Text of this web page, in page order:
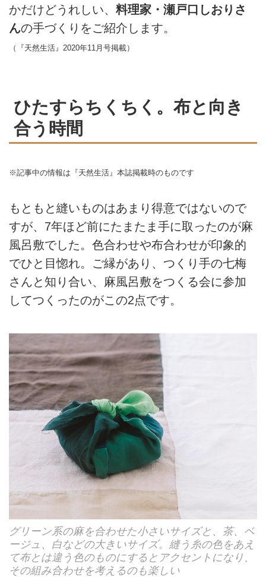
かだけどうれしい、 料理家・瀬戸口しおりさ
んの手づくりをご紹介します。
（『天然生活』2020年11月号掲載）
ひたすらちくちく。布と向き
合う時間
※記事中の情報は『天然生活』本誌掲載時のものです
もともと縫いものはあまり得意ではないので
すが、7年ほど前にたまたま手に取ったのが麻
風呂敷でした。色合わせや布合わせが印象的
でひと目惚れ。ご縁があり、つくり手の七梅
さんと知り合い、麻風呂敷をつくる会に参加
してつくったのがこの2点です。
グリーン系の麻を合わせた小さいサイズと、茶、ベ
ージュ、白などの大きいサイズ。縫う糸の色をあえ
て布とは違う色のものにするとアクセントになり、
その組み合わせを考えるのも楽しい